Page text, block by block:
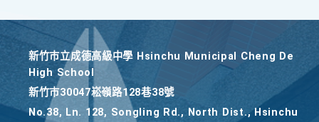
新竹巿立成德高級中學 Hsinchu Municipal Cheng De
High School
新竹巿30047崧嶺路128巷38號
No.38, Ln. 128, Songling Rd., North Dist., Hsinchu